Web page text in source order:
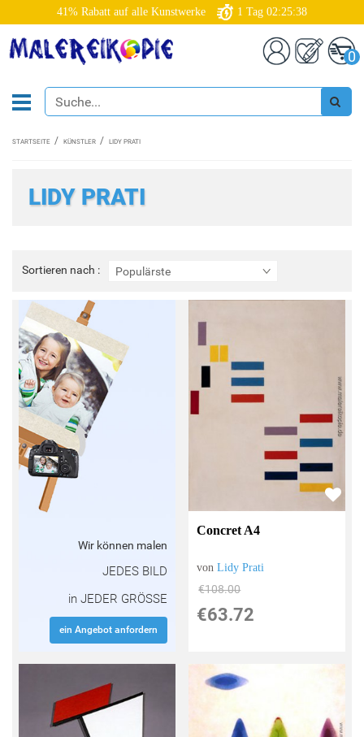
41% Rabatt auf alle Kunstwerke 1 Tag 02:25:38
0
STARTSEITE KÜNSTLER LIDY PRATI
LIDY PRATI
Sortieren nach : Populärste
Sortieren
nach
Wir können malen
JEDES BILD
in JEDER GRÖSSE
ein Angebot anfordern
Concret A4
vonLidy Prati
€108.00
€63.72